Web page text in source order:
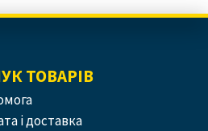
ТОВАРІВ
і доставка